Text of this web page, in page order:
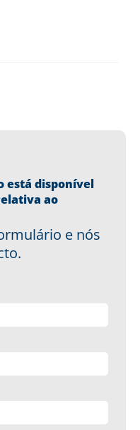
está disponível
ao
e nós